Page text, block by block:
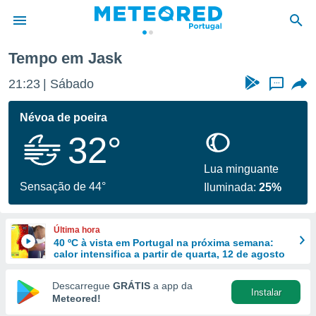
da
foi
fornecidas
a este
das
e
forma
digital
Tempo em Jask
21:23 Sábado ...
Névoa de poeira
32°
Sensação de 44°
Lua minguante
Iluminada:25%
Última hora
40 ºC à vista em Portugal na próxima semana:
calor intensifica a partir de quarta, 12 de agosto
Descarregue GRÁTIS a app da
Meteored!
Instalar